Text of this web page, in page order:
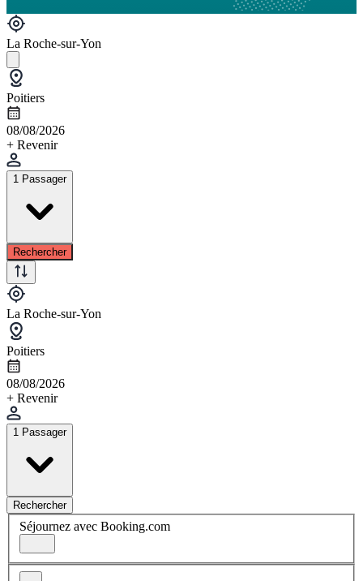
La Roche-sur-Yon
Poitiers
08/08/2026
+ Revenir
1 Passager
Rechercher
La Roche-sur-Yon
Poitiers
08/08/2026
+ Revenir
1 Passager
Rechercher
Séjournez avec Booking.com